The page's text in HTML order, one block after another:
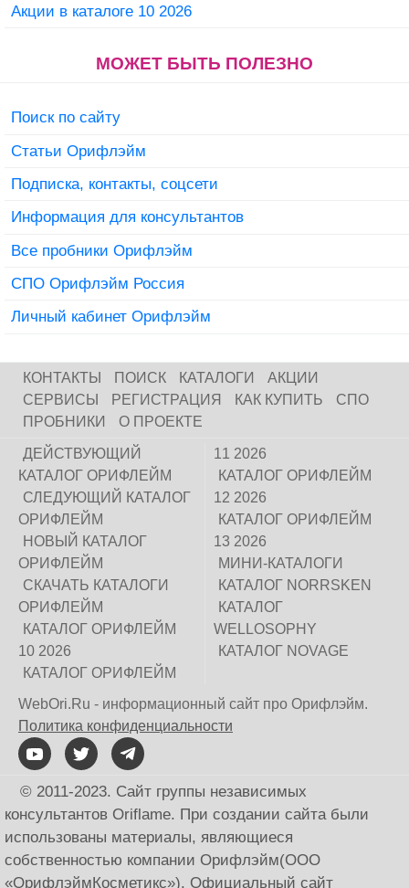
Акции в каталоге 10 2026
МОЖЕТ БЫТЬ ПОЛЕЗНО
Поиск по сайту
Статьи Орифлэйм
Подписка, контакты, соцсети
Информация для консультантов
Все пробники Орифлэйм
СПО Орифлэйм Россия
Личный кабинет Орифлэйм
КОНТАКТЫ ПОИСК КАТАЛОГИ
АКЦИИ
СЕРВИСЫ
РЕГИСТРАЦИЯ КАК КУПИТЬ
СПО
ПРОБНИКИ
О ПРОЕКТЕ
ДЕЙСТВУЮЩИЙ
КАТАЛОГ ОРИФЛЕЙМ
СЛЕДУЮЩИЙ КАТАЛОГ
ОРИФЛЕЙМ
НОВЫЙ КАТАЛОГ
ОРИФЛЕЙМ
СКАЧАТЬ КАТАЛОГИ
ОРИФЛЕЙМ
КАТАЛОГ ОРИФЛЕЙМ
10 2026
КАТАЛОГ ОРИФЛЕЙМ
11 2026
КАТАЛОГ ОРИФЛЕЙМ
12 2026
КАТАЛОГ ОРИФЛЕЙМ
13 2026
МИНИ-КАТАЛОГИ
КАТАЛОГ NORRSKEN
КАТАЛОГ
WELLOSOPHY
КАТАЛОГ NOVAGE
WebOri.Ru - информационный сайт про Орифлэйм.
Политика конфиденциальности
© 2011-2023. Сайт группы независимых
консультантов Oriflame. При создании сайта были
использованы материалы, являющиеся
собственностью компании Орифлэйм(ООО
«ОрифлэймКосметикс»). Официальный сайт